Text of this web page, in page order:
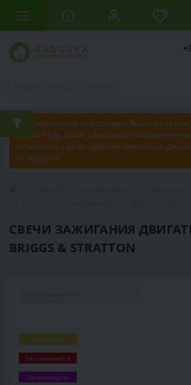
Шановні клієнти та партнери! Якщо ви не
до нас, будь ласка, оформляйте замовлення
зв'яжемося з вами найближчим часом.
та терпіння!
Свечи зажигания двигателей Briggs & Stratton
СВЕЧИ ЗАЖИГАНИЯ
BRIGGS & STRATTON
Популярный
Заканчивается
Рекомендуем